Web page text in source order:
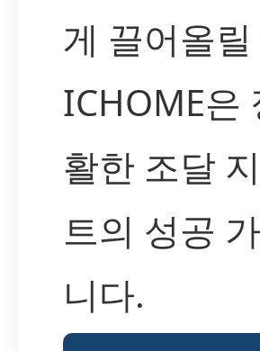
게 끌어올
ICHOME은
활한 조달
트의 성공
니다.